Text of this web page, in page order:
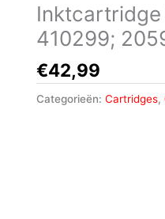
Inktcartridge
410299;
€42,99
Categorieën: Cartridges,